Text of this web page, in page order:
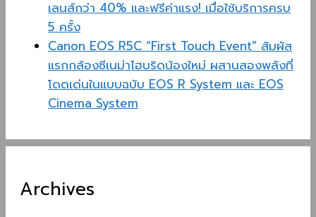
เลนส์กว่า 40% และฟรีค่าแรง! เมื่อใช้บริการครบ
5 ครั้ง
Canon EOS R5C “First Touch Event” สัมผัส
แรกกล้องซีเนม่าไฮบริดน้องใหม่ ผสานสองพลังที่
โดดเด่นในแบบฉบับ EOS R System และ EOS
Cinema System
Archives